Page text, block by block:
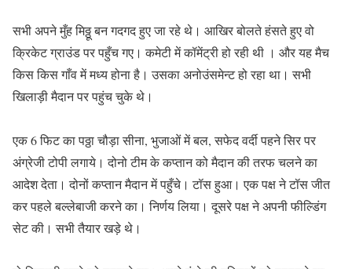
सभी अपने मुँह मिठ्ठू बन गदगद हुए जा रहे थे। आखिर बोलते हंसते हुए वो
क्रिकेट ग्राउंड पर पहुँच गए। कमेटी में कॉमेंट्री हो रही थी । और यह मैच
किस किस गाँव में मध्य होना है। उसका अनोउंसमेन्ट हो रहा था। सभी
खिलाड़ी मैदान पर पहुंच चुके थे।
एक 6 फिट का पठ्ठा चौड़ा सीना, भुजाओं में बल, सफेद वर्दी पहने सिर पर
अंग्रेजी टोपी लगाये। दोनो टीम के कप्तान को मैदान की तरफ चलने का
आदेश देता। दोनों कप्तान मैदान में पहुँचे। टॉस हुआ। एक पक्ष ने टॉस जीत
कर पहले बल्लेबाजी करने का। निर्णय लिया। दूसरे पक्ष ने अपनी फील्डिंग
सेट की। सभी तैयार खड़े थे।